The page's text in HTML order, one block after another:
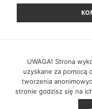
Poprzedni
wpis:
Zwinny
NASTĘPNY
Zwinny
UWAGA! Strona
uzyskane za pomocą
tworzenia
stronie godzisz się na